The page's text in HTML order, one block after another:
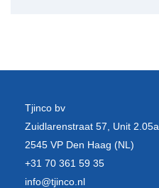
Tjinco bv
Zuidlarenstraat 57, Unit 2.05a
2545 VP Den Haag (NL)
+31 70 361 59 35
info@tjinco.nl